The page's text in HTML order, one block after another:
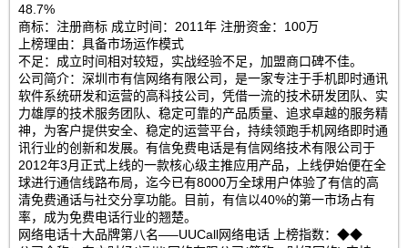
48.7%
商标：注册商标 成立时间：2011年 注册资金：100万
上榜理由：具备市场运作模式
不足：成立时间相对较短，实战经验不足，加盟商口碑不佳。
公司简介：深圳市有信网络有限公司，是一家专注于手机即时通讯
软件系统研发和运营的高科技公司，凭借一流的技术研发团队、实
力雄厚的技术服务团队、稳定可靠的产品质量、追求卓越的服务精
神，为客户提供安全、稳定的运营平台，持续领跑手机网络即时通
讯行业的创新和发展。有信免费电话是有信网络技术有限公司于
2012年3月正式上线的一款核心级主推应用产品，上线伊始便在全
球进行通信线路布局，迄今已有8000万全球用户体验了有信的高
清免费通话与社交分享功能。目前，有信以40%的第一市场占有
率，成为免费电话行业的翘楚。
网络电话十大品牌第八名—–UUCall网络电话 上榜指数：◆◆